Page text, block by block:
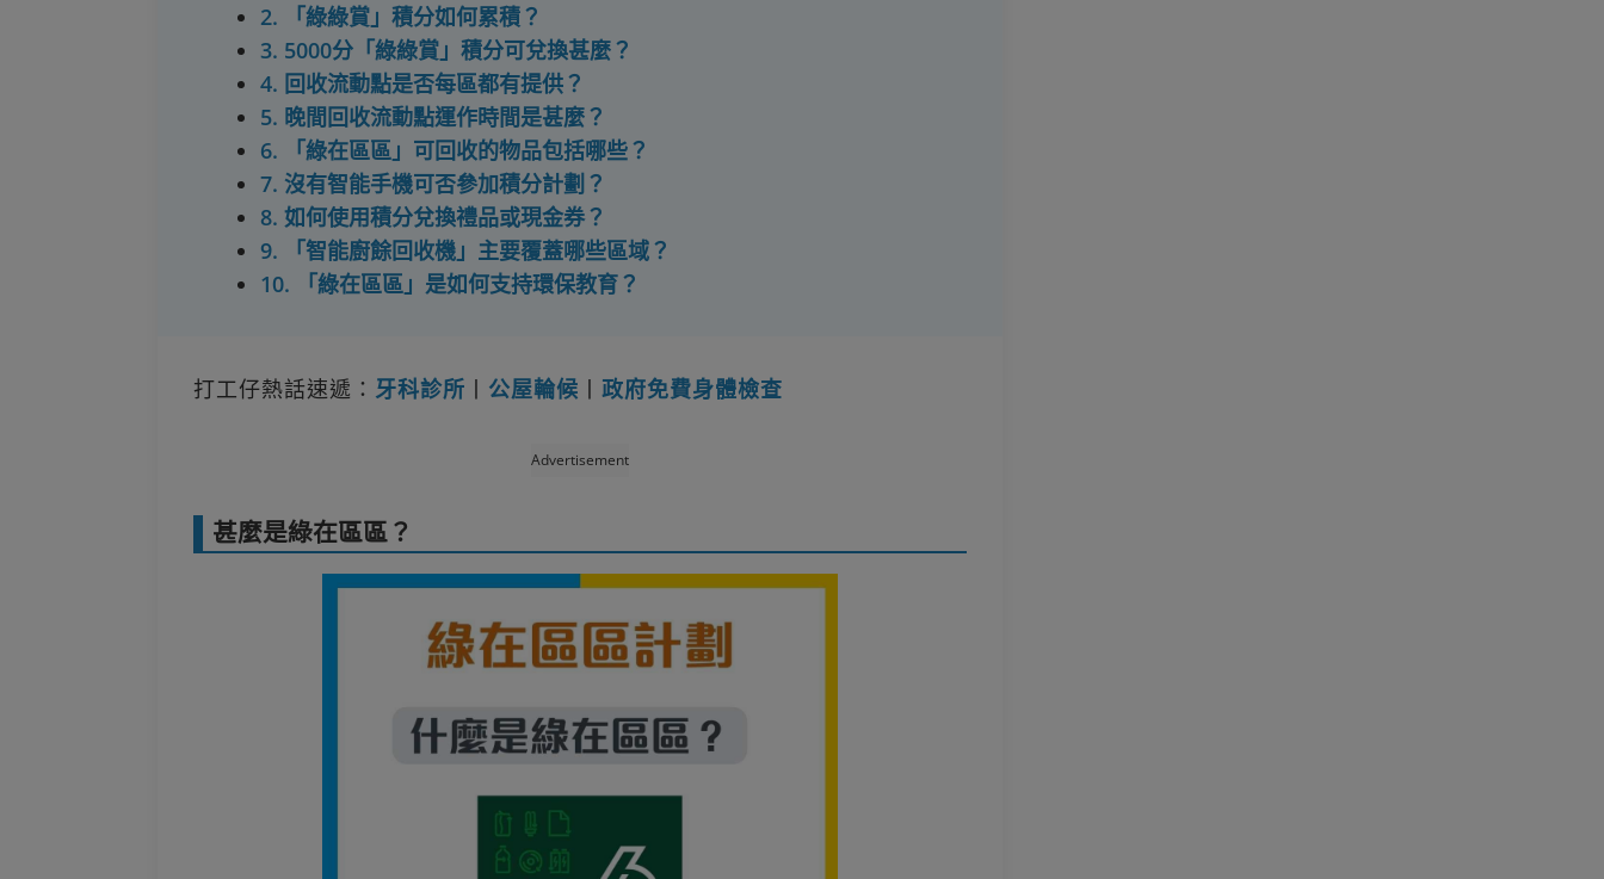
2. 「綠綠賞」積分如何累積？
3. 5000分「綠綠賞」積分可兌換甚麼？
4. 回收流動點是否每區都有提供？
5. 晚間回收流動點運作時間是甚麼？
6. 「綠在區區」可回收的物品包括哪些？
7. 沒有智能手機可否參加積分計劃？
8. 如何使用積分兌換禮品或現金券？
9. 「智能廚餘回收機」主要覆蓋哪些區域？
10. 「綠在區區」是如何支持環保教育？
打工仔熱話速遞： 牙科診所 丨 公屋輪候 丨 政府免費身體檢查
Advertisement
甚麼是綠在區區？